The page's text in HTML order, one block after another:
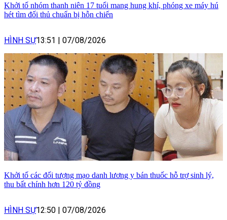
Khởi tố nhóm thanh niên 17 tuổi mang hung khí, phóng xe máy hú
hét tìm đối thủ chuẩn bị hỗn chiến
HÌNH SỰ13:51 | 07/08/2026
Khởi tố các đối tượng mạo danh lương y bán thuốc hỗ trợ sinh lý,
thu bất chính hơn 120 tỷ đồng
HÌNH SỰ12:50 07/08/2026